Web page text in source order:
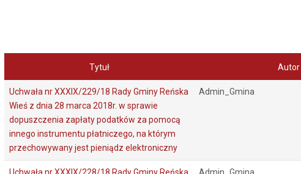
Tytuł Autor
Uchwała nr XXXIX/229/18 Rady Gminy Reńska
Wieś z dnia 28 marca 2018r. w sprawie
dopuszczenia zapłaty podatków za pomocą
innego instrumentu płatniczego, na którym
przechowywany jest pieniądz elektroniczny
Admin_Gmina